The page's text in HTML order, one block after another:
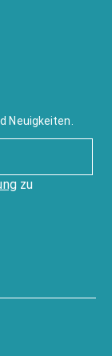
Neuigkeiten.
zu